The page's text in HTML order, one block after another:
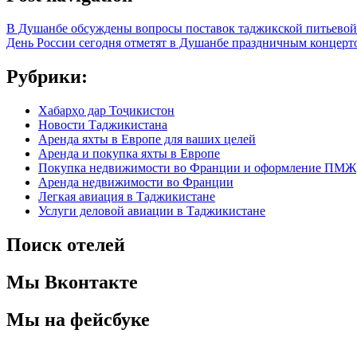
В Душанбе обсуждены вопросы поставок таджикской
День России сегодня отметят в Душанбе праздничным
Рубрики:
Хабарҳо дар Тоҷикистон
Новости Таджикистана
Аренда яхты в Европе для ваших целей
Аренда и покупка яхты в Европе
Покупка недвижимости во Франции и оформление ПМЖ
Аренда недвижимости во Франции
Легкая авиация в Таджикистане
Услуги деловой авиации в Таджикистане
Поиск отелей
Мы Вконтакте
Мы на фейсбуке